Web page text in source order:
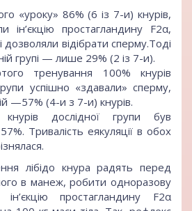
«уроку» 86% (6 із 7-и) кнурів,
ін’єкцію простагландину F2α,
дозволяли відібрати сперму.Тоді
групі — лише 29% (2 із 7-и).
тренування 100% кнурів
успішно «здавали» сперму,
—57% (4-и з 7-и) кнурів.
дослідної групи був
Тривалість еякуляції в обох
лібідо кнура радять перед
в манеж, робити одноразову
ін’єкцію простагландину F2α